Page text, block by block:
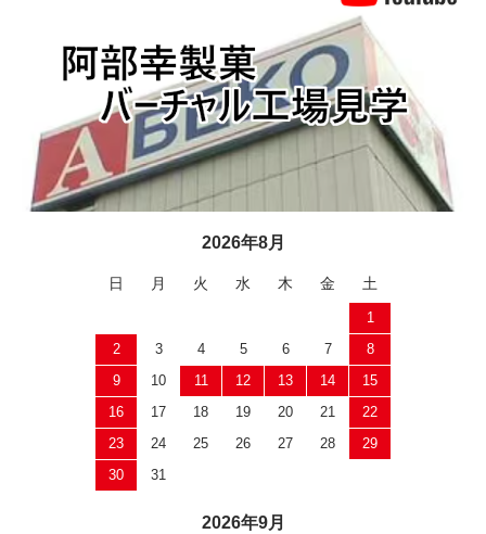
2026年8月
日 月 火 水 木 金 土
1
2
3 4 5 6 7
8
9
10 11 12 13 14
15
16
17 18 19 20 21
22
23
24 25 26 27 28
29
30
31
2026年9月